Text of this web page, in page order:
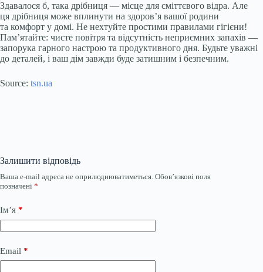
Здавалося б, така дрібниця — місце для сміттєвого відра. Але
ця дрібниця може вплинути на здоров’я вашої родини
та комфорт у домі. Не нехтуйте простими правилами гігієни!
Пам’ятайте: чисте повітря та відсутність неприємних запахів —
запорука гарного настрою та продуктивного дня. Будьте уважні
до деталей, і ваш дім завжди буде затишним і безпечним.
Source: tsn.ua
Залишити відповідь
Ваша e-mail адреса не оприлюднюватиметься. Обов’язкові поля
позначені *
Ім’я *
Email *